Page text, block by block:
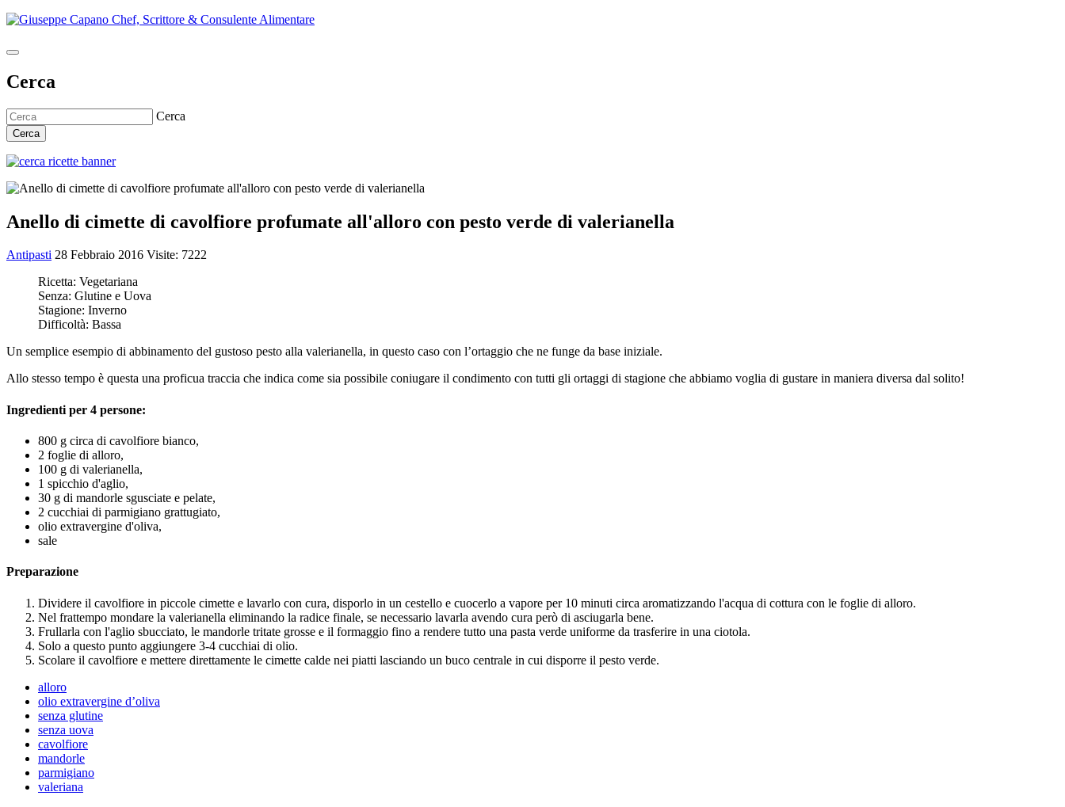
Cerca
Cerca
Cerca
Anello di cimette di cavolfiore profumate all'alloro con pesto verde di valerianella
Antipasti 28 Febbraio 2016 Visite: 7222
Ricetta: Vegetariana
Senza: Glutine e Uova
Stagione: Inverno
Difficoltà: Bassa
Un semplice esempio di abbinamento del gustoso pesto alla valerianella, in questo caso con l’ortaggio che ne funge da base iniziale.
Allo stesso tempo è questa una proficua traccia che indica come sia possibile coniugare il condimento con tutti gli ortaggi di stagione che abbiamo voglia di gustare in maniera diversa dal solito!
Ingredienti per 4 persone:
800 g circa di cavolfiore bianco,
2 foglie di alloro,
100 g di valerianella,
1 spicchio d'aglio,
30 g di mandorle sgusciate e pelate,
2 cucchiai di parmigiano grattugiato,
olio extravergine d'oliva,
sale
Preparazione
Dividere il cavolfiore in piccole cimette e lavarlo con cura, disporlo in un cestello e cuocerlo a vapore per 10 minuti circa aromatizzando l'acqua di cottura con le foglie di alloro.
Nel frattempo mondare la valerianella eliminando la radice finale, se necessario lavarla avendo cura però di asciugarla bene.
Frullarla con l'aglio sbucciato, le mandorle tritate grosse e il formaggio fino a rendere tutto una pasta verde uniforme da trasferire in una ciotola.
Solo a questo punto aggiungere 3-4 cucchiai di olio.
Scolare il cavolfiore e mettere direttamente le cimette calde nei piatti lasciando un buco centrale in cui disporre il pesto verde.
alloro
olio extravergine d’oliva
senza glutine
senza uova
cavolfiore
mandorle
parmigiano
valeriana